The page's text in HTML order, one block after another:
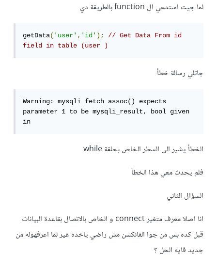
لما جيت استدعي ال function بالطريقة دي
getData('user','id');
// Get Data From id
field in table (user )
جاتلي رسالة خطأ
Warning: mysqli_fetch_assoc() expects
parameter 1 to be mysqli_result, bool given
الخطأ يشير الى السطر الخاص بحلقة while
فلم يحدث معي هذا الخطأ
السؤال الثاني
انا اصلا معرف متغير connect و الخاص بالاتصال بقاعدة البيانات
قبل كده بس من جوا الفانكشن مش راضي ياخده غير لما اعرفهوله من
جديد فايه الحل ؟